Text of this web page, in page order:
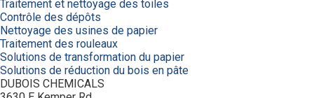
Traitement et nettoyage des toiles
Contrôle des dépôts
Nettoyage des usines de papier
Traitement des rouleaux
Solutions de transformation du papier
Solutions de réduction du bois en pâte
DUBOIS CHEMICALS